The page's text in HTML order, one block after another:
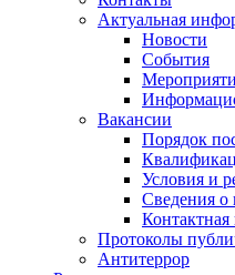
Актуальная
Новости
События
Вакансии
Порядок
Условия и
Сведения о
Протоколы
Антитеррор